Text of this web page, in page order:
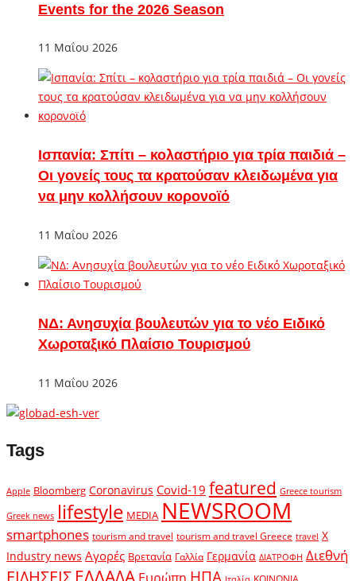
Events for the 2026 Season
11 Μαΐου 2026
Ισπανία: Σπίτι – κολαστήριο για τρία παιδιά –
Οι γονείς τους τα κρατούσαν κλειδωμένα για
να μην κολλήσουν κορονοϊό
11 Μαΐου 2026
ΝΔ: Ανησυχία βουλευτών για το νέο Ειδικό
Χωροταξικό Πλαίσιο Τουρισμού
11 Μαΐου 2026
Tags
Apple Bloomberg Coronavirus Covid-19 featured Greece tourism
Greek news lifestyle MEDIA NEWSROOM
smartphones tourism and travel tourism and travel Greece travel X
Industry news Αγορές Βρετανία Γαλλία Γερμανία ΔΙΑΤΡΟΦΗ Διεθνή
ΕΛΛΑΔΑ ΗΠΑ